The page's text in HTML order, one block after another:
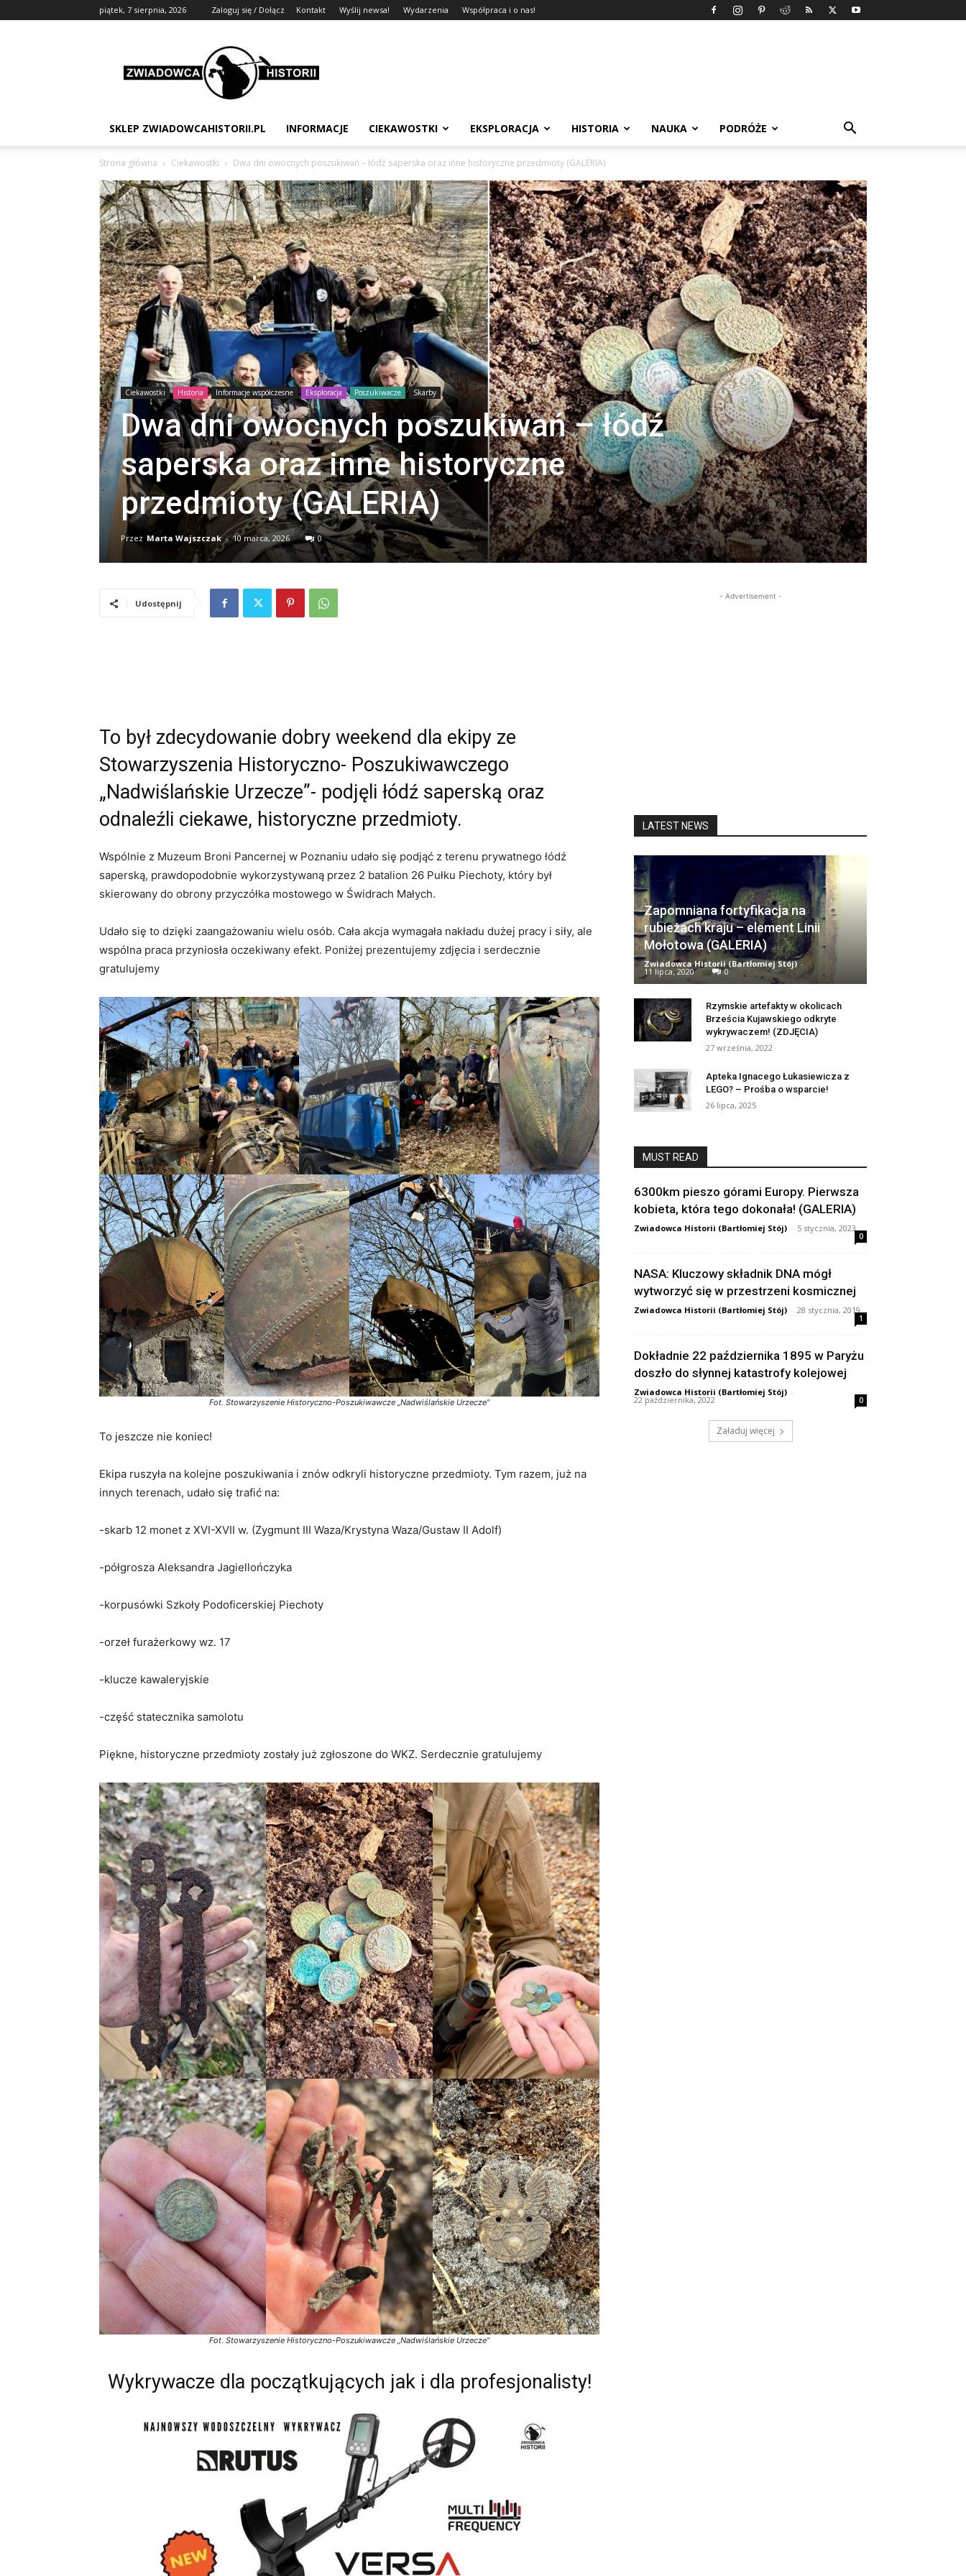
piątek, 7 sierpnia, 2026 Zaloguj się / Dołącz Kontakt Wyślij newsa! Wydarzenia Współpraca i o nas!
Zwiadowca
Historii
SKLEP ZWIADOWCAHISTORII.PL INFORMACJE CIEKAWOSTKI EKSPLORACJA HISTORIA NAUKA PODRÓŻE
Strona główna Ciekawostki Dwa dni owocnych poszukiwań – łódź saperska oraz inne historyczne przedmioty (GALERIA)
Ciekawostki Historia Informacje współczesne Eksploracja Poszukiwacze Skarby
Dwa dni owocnych poszukiwań – łódź
saperska oraz inne historyczne
przedmioty (GALERIA)
Przez Marta Wajszczak - 10 marca, 2026 0
Udostępnij
To był zdecydowanie dobry weekend dla ekipy ze
Stowarzyszenia Historyczno- Poszukiwawczego
„Nadwiślańskie Urzecze”- podjęli łódź saperską oraz
odnaleźli ciekawe, historyczne przedmioty.
Wspólnie z Muzeum Broni Pancernej w Poznaniu udało się podjąć z terenu prywatnego łódź
saperską, prawdopodobnie wykorzystywaną przez 2 batalion 26 Pułku Piechoty, który był
skierowany do obrony przyczółka mostowego w Świdrach Małych.
Udało się to dzięki zaangażowaniu wielu osób. Cała akcja wymagała nakładu dużej pracy i siły, ale
wspólna praca przyniosła oczekiwany efekt. Poniżej prezentujemy zdjęcia i serdecznie
gratulujemy
Fot. Stowarzyszenie Historyczno-Poszukiwawcze „Nadwiślańskie Urzecze”
To jeszcze nie koniec!
Ekipa ruszyła na kolejne poszukiwania i znów odkryli historyczne przedmioty. Tym razem, już na
innych terenach, udało się trafić na:
-skarb 12 monet z XVI-XVII w. (Zygmunt III Waza/Krystyna Waza/Gustaw II Adolf)
-półgrosza Aleksandra Jagiellończyka
-korpusówki Szkoły Podoficerskiej Piechoty
-orzeł furażerkowy wz. 17
-klucze kawaleryjskie
-część statecznika samolotu
Piękne, historyczne przedmioty zostały już zgłoszone do WKZ. Serdecznie gratulujemy
Fot. Stowarzyszenie Historyczno-Poszukiwawcze „Nadwiślańskie Urzecze”
Wykrywacze dla początkujących jak i dla profesjonalisty!
- Advertisement -
LATEST NEWS
Zapomniana fortyfikacja na
rubieżach kraju – element Linii
Mołotowa (GALERIA)
Zwiadowca Historii (Bartłomiej Stój) -
11 lipca, 2020 0
Rzymskie artefakty w okolicach
Brześcia Kujawskiego odkryte
wykrywaczem! (ZDJĘCIA)
27 września, 2022
Apteka Ignacego Łukasiewicza z
LEGO? – Prośba o wsparcie!
26 lipca, 2025
MUST READ
6300km pieszo górami Europy. Pierwsza
kobieta, która tego dokonała! (GALERIA)
Zwiadowca Historii (Bartłomiej Stój) - 5 stycznia, 2023
0
NASA: Kluczowy składnik DNA mógł
wytworzyć się w przestrzeni kosmicznej
Zwiadowca Historii (Bartłomiej Stój) - 28 stycznia, 2019
1
Dokładnie 22 października 1895 w Paryżu
doszło do słynnej katastrofy kolejowej
Zwiadowca Historii (Bartłomiej Stój) -
22 października, 2022 0
Załaduj więcej